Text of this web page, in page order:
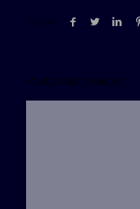
Share
Posts relacionados